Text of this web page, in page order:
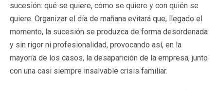
sucesión: qué se quiere, cómo se quiere y con quién se
quiere. Organizar el día de mañana evitará que, llegado el
momento, la sucesión se produzca de forma desordenada
y sin rigor ni profesionalidad, provocando así, en la
mayoría de los casos, la desaparición de la empresa, junto
con una casi siempre insalvable crisis familiar.